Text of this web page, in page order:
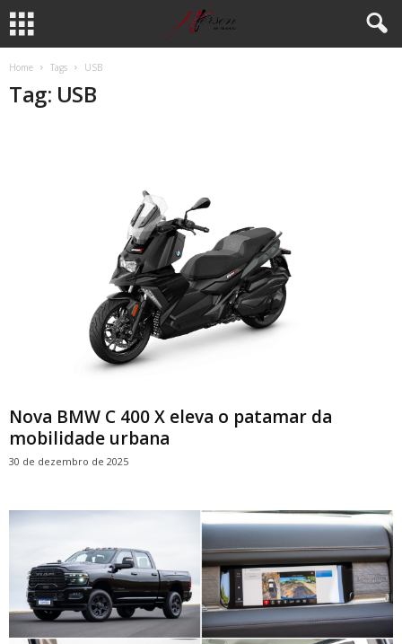
Home Tags USB
Tag: USB
Nova BMW C 400 X eleva o patamar da
mobilidade urbana
30 de dezembro de 2025